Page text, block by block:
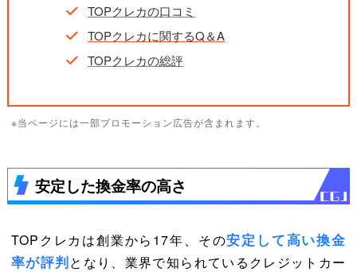
TOPクレカの口コミ
TOPクレカに関するQ＆A
TOPクレカの総評
※当ページには一部プロモーション広告が含まれます。
安定した換金率の高さ
TOPクレカは創業から17年、その安定して高い換金
率が評判となり、業界で知られているクレジットカー